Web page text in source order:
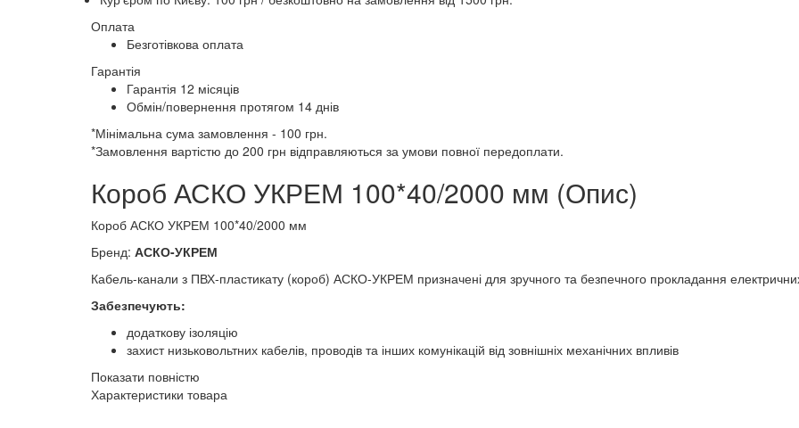
Оплата
Безготівкова оплата
Гарантія
Гарантія 12 місяців
Обмін/повернення протягом 14 днів
*Мінімальна сума замовлення - 100 грн.
*Замовлення вартістю до 200 грн відправляються за умови повної передоплати.
Короб АСКО УКРЕМ 100*40/2000 мм (Опис)
Короб АСКО УКРЕМ 100*40/2000 мм
Бренд: АСКО-УКРЕМ
Кабель-канали з ПВХ-пластикату (короб) АСКО-УКРЕМ призначені для зручного та безпечного прокладання
Забезпечують:
додаткову ізоляцію
захист низьковольтних кабелів, проводів та інших комунікацій від зовнішніх механічних впливів
Показати повністю
Характеристики товара